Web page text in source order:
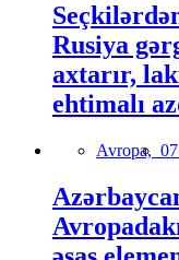
Rusiya
axtarır,
ehtimalı
Avropa,